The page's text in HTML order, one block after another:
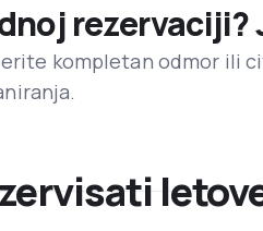
kompletan odmor ili